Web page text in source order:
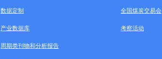
数据定制 全国煤炭交易会
产业数据库 考察活动
周期类刊物和分析报告